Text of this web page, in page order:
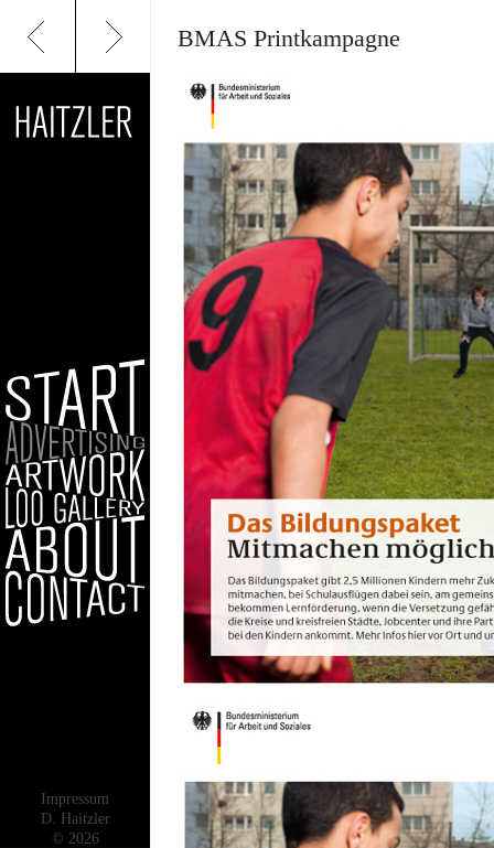
Impressum
D. Haitzler
© 2026
BMAS Printkampagne